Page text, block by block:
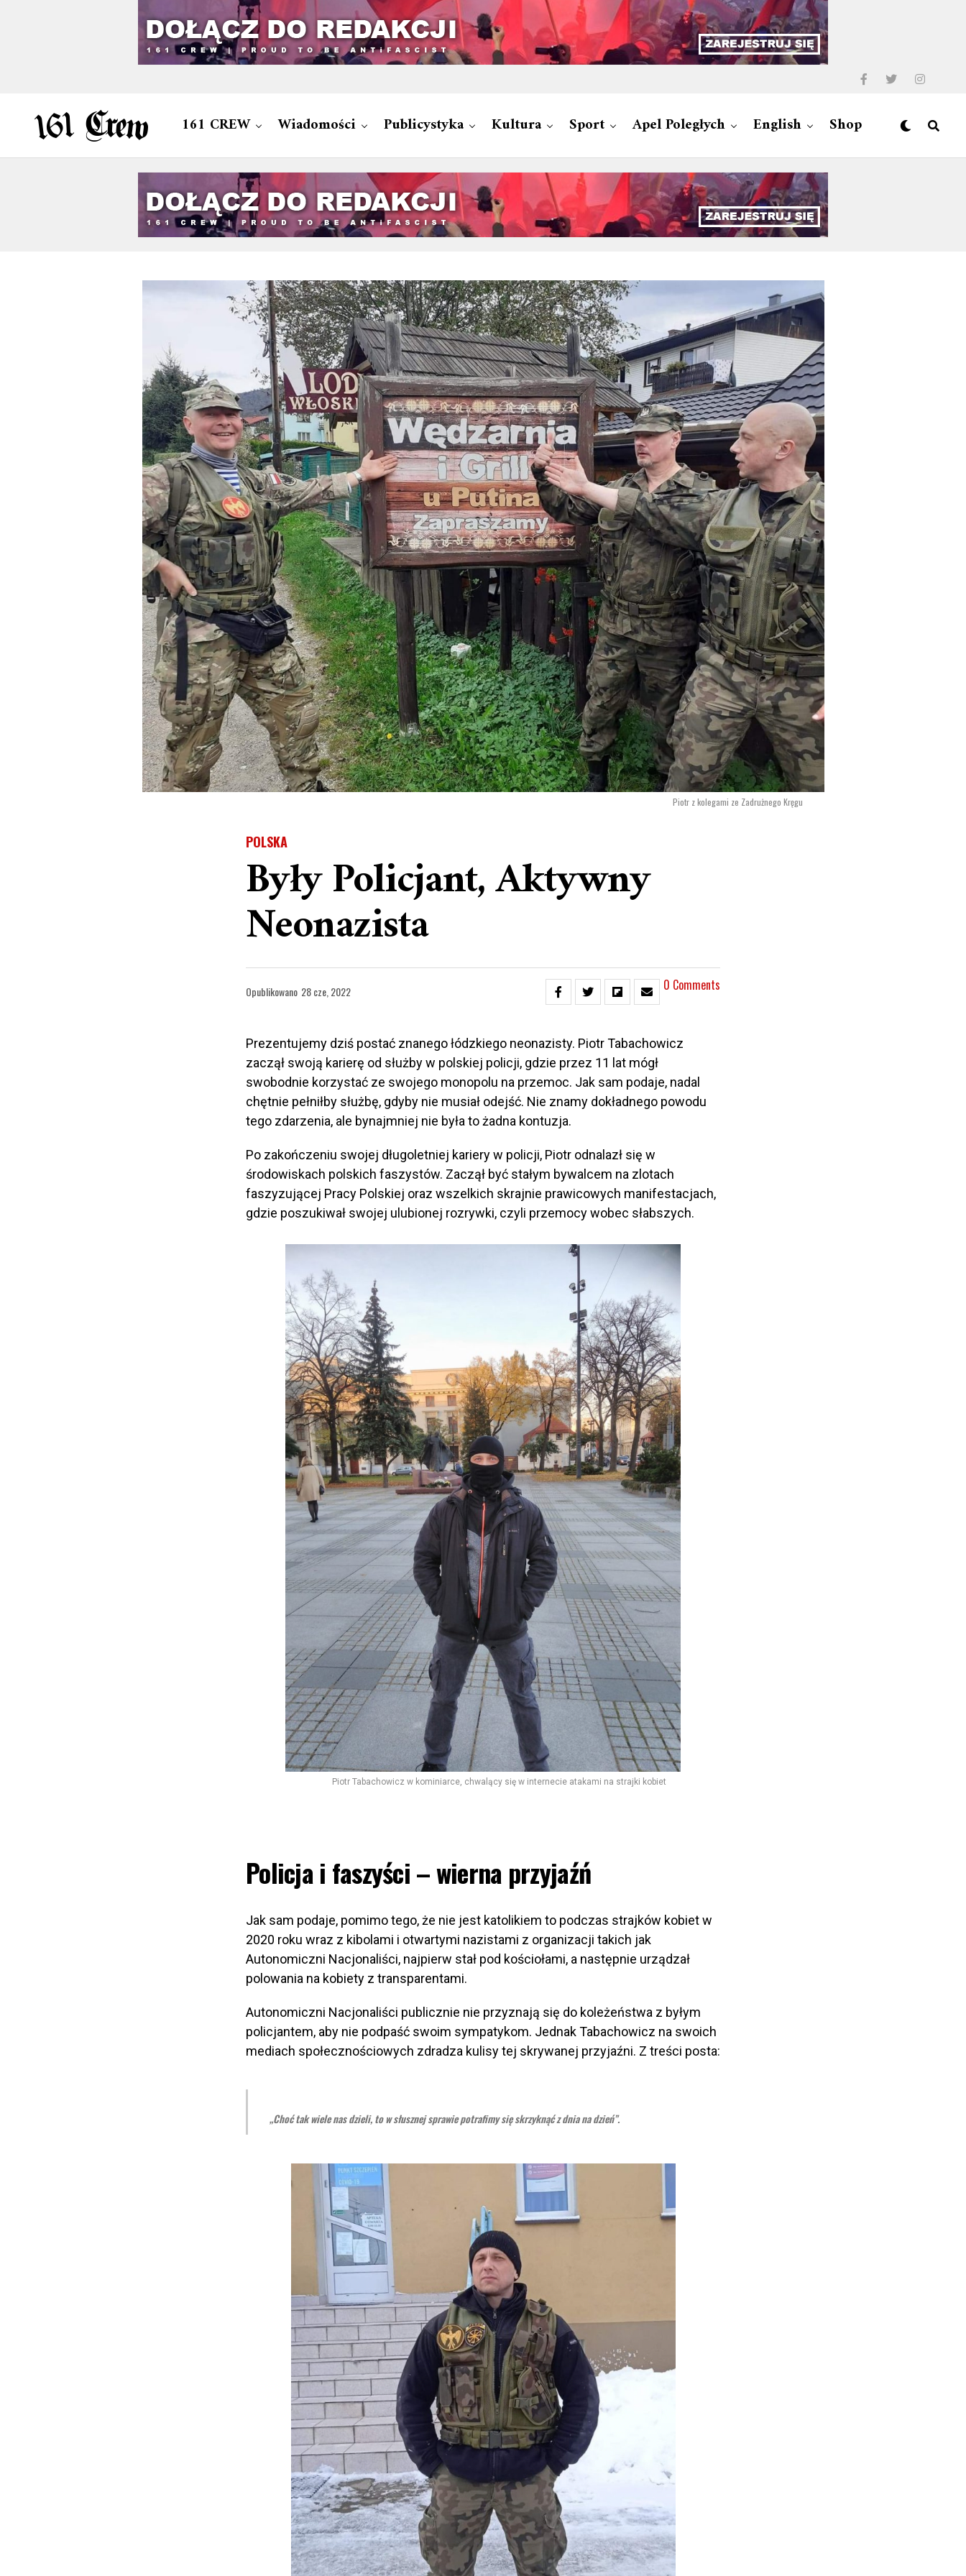
161 CREW Wiadomości Publicystyka Kultura Sport Apel Poległych English Shop
Piotr z kolegami ze Zadrużnego Kręgu
POLSKA
Były Policjant, Aktywny
Neonazista
Opublikowano 28 cze, 2022 0 Comments
Prezentujemy dziś postać znanego łódzkiego neonazisty. Piotr Tabachowicz
zaczął swoją karierę od służby w polskiej policji, gdzie przez 11 lat mógł
swobodnie korzystać ze swojego monopolu na przemoc. Jak sam podaje, nadal
chętnie pełniłby służbę, gdyby nie musiał odejść. Nie znamy dokładnego powodu
tego zdarzenia, ale bynajmniej nie była to żadna kontuzja.
Po zakończeniu swojej długoletniej kariery w policji, Piotr odnalazł się w
środowiskach polskich faszystów. Zaczął być stałym bywalcem na zlotach
faszyzującej Pracy Polskiej oraz wszelkich skrajnie prawicowych manifestacjach,
gdzie poszukiwał swojej ulubionej rozrywki, czyli przemocy wobec słabszych.
Piotr Tabachowicz w kominiarce, chwalący się w internecie atakami na strajki kobiet
Policja i faszyści – wierna przyjaźń
Jak sam podaje, pomimo tego, że nie jest katolikiem to podczas strajków kobiet w
2020 roku wraz z kibolami i otwartymi nazistami z organizacji takich jak
Autonomiczni Nacjonaliści, najpierw stał pod kościołami, a następnie urządzał
polowania na kobiety z transparentami.
Autonomiczni Nacjonaliści publicznie nie przyznają się do koleżeństwa z byłym
policjantem, aby nie podpaść swoim sympatykom. Jednak Tabachowicz na swoich
mediach społecznościowych zdradza kulisy tej skrywanej przyjaźni. Z treści posta:
„Choć tak wiele nas dzieli, to w słusznej sprawie potrafimy się skrzyknąć z dnia na dzień”.